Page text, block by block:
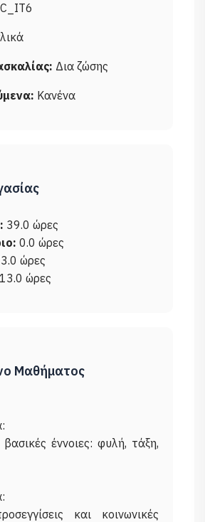
Δια ζώσης
Κανένα
39.0 ώρες
0.0 ώρες
ώρες
13.0 ώρες
Μαθήματος
έννοιες: φυλή, τάξη,
και κοινωνικές